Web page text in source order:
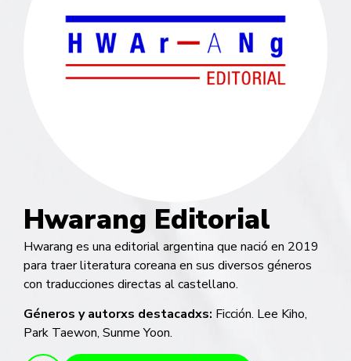
Hwarang Editorial
Hwarang es una editorial argentina que nació en 2019
para traer literatura coreana en sus diversos géneros
con traducciones directas al castellano.
Géneros y autorxs destacadxs: Ficción. Lee Kiho,
Park Taewon, Sunme Yoon.